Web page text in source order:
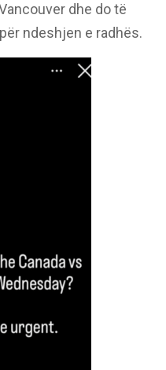
dhe do të
ndeshjen e radhës.